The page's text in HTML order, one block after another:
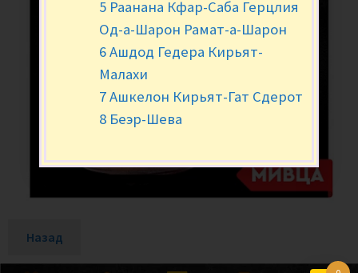
Назад
5 Раанана Кфар-Саба Герцлия
Од-а-Шарон Рамат-а-Шарон
6 Ашдод Гедера Кирьят-
Малахи
7 Ашкелон Кирьят-Гат Сдерот
8 Беэр-Шева